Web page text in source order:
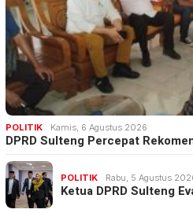
POLITIK Kamis, 6 Agustus 2026
DPRD Sulteng Percepat
POLITIK Rabu, 5 Agustus
Ketua DPRD Sulteng